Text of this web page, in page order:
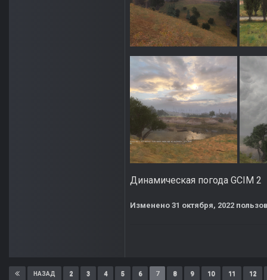
Динамическая погода GCIM 2
Изменено 31 октября, 2022
НАЗАД 2 3 4 5 6 7 8 9 10 11 12